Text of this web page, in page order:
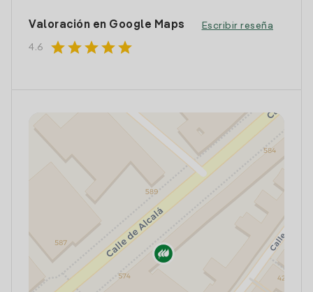
Valoración en Google Maps
4.6 starstarstarstarstar
Escribir reseña